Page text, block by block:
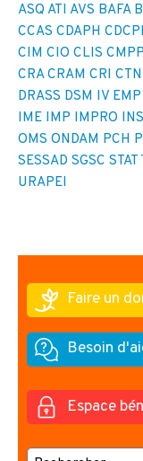
ASQ ATI AVS BAFA
CCAS CDAPH
CIM CIO CLIS CMPP
CRA CRAM CRI
DRASS DSM IV EMP
IME IMP IMPRO
OMS ONDAM PCH
SESSAD SGSC STAT
URAPEI
Faire un
Besoin
Espace